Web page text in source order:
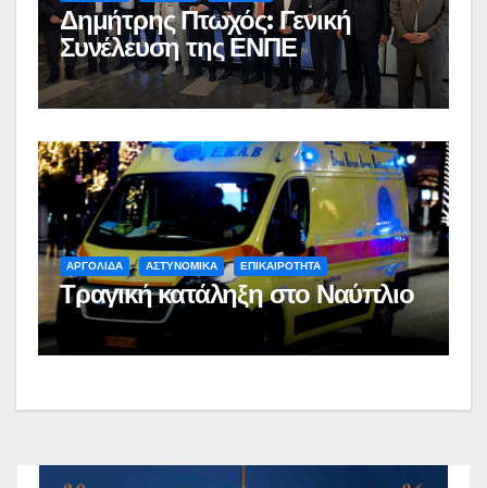
Δημήτρης Πτωχός: Γενική
Συνέλευση της ΕΝΠΕ
ΑΡΓΟΛΙΔΑ ΑΣΤΥΝΟΜΙΚΑ ΕΠΙΚΑΙΡΟΤΗΤΑ
Τραγική κατάληξη στο Ναύπλιο